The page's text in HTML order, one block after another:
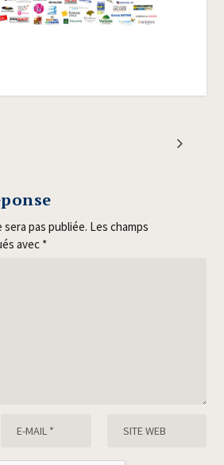
pas publiée. Les champs
avec *